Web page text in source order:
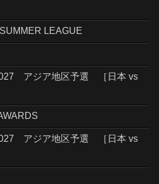
LEAGUE
アジア地区予選 ［日本 vs
アジア地区予選 ［日本 vs